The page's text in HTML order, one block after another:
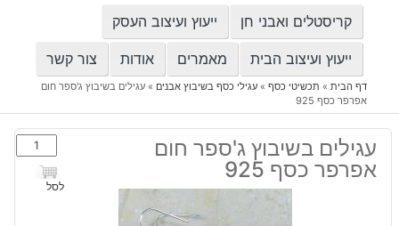
קריסטלים ואבני חן ייעוץ ועיצוב העסק
ייעוץ ועיצוב הבית מאמרים אודות צור קשר
דף הבית» תכשיטי כסף» עגילי כסף בשיבוץ אבנים » עגילים בשיבוץ ג'ספר חום
אפרפר כסף 925
עגילים בשיבוץ ג'ספר חום
אפרפר כסף 925
כמות
של
עגילים
לסל